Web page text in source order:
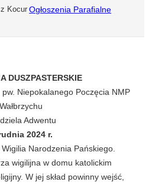
Kocur Ogłoszenia Parafialne
DUSZPASTERSKIE
Niepokalanego Poczęcia NMP
Adwentu
2024 r.
Narodzenia Pańskiego.
wigilijna w domu katolickim
W jej skład powinny wejść,